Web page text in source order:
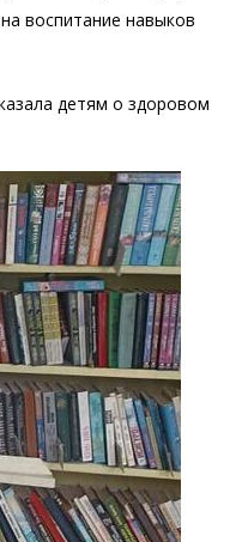
воспитание навыков
детям о здоровом